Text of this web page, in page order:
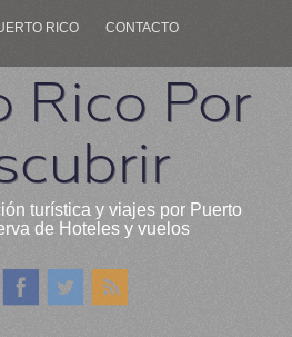
RICO CONTACTO
Rico Por
turística y viajes por Puerto
de Hoteles y vuelos